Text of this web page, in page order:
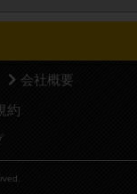
会社概要
約